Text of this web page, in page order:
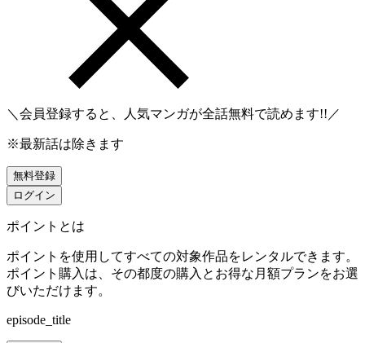
＼会員登録すると、人気マンガが全話無料で読めます!!／
※最新話は除きます
無料登録
ログイン
ポイントとは
ポイントを使用してすべての対象作品をレンタルできます。
ポイント購入は、その都度の購入とお得な月額プランをお選
びいただけます。
episode_title